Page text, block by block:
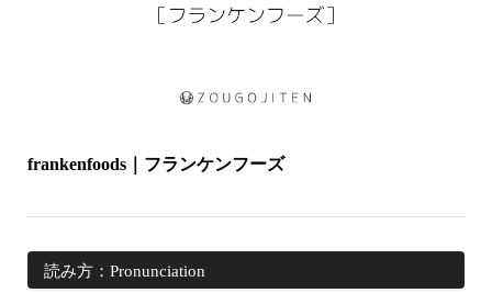
frankenfoods｜フランケンフーズ
読み方：Pronunciation